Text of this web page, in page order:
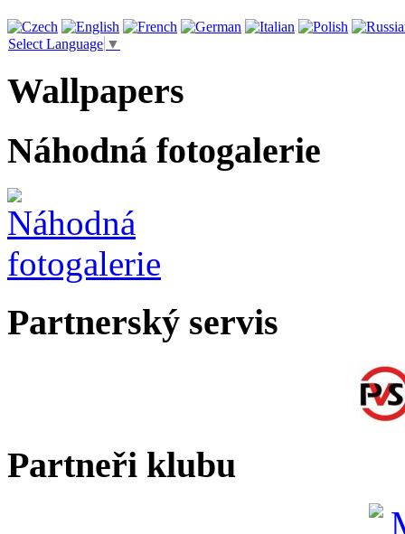
Select Language ▼
Wallpapers
Náhodná fotogalerie
Partnerský servis
Partneři klubu